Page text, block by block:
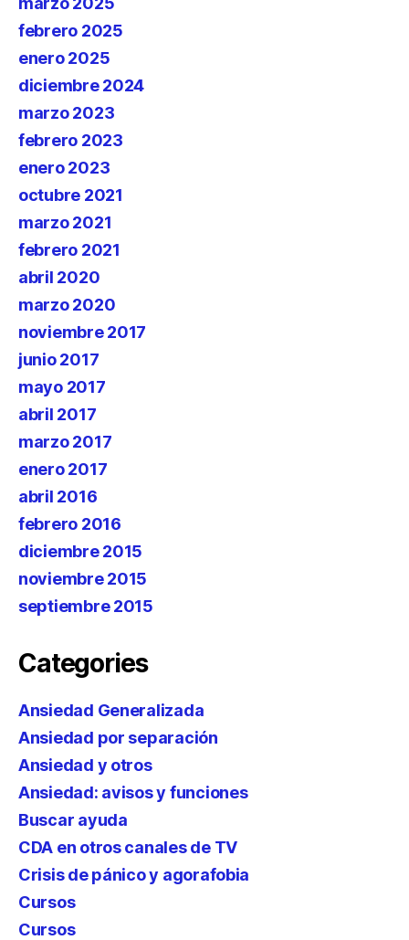
febrero 2025
enero 2025
diciembre 2024
marzo 2023
febrero 2023
enero 2023
octubre 2021
marzo 2021
febrero 2021
abril 2020
marzo 2020
noviembre 2017
junio 2017
mayo 2017
abril 2017
marzo 2017
enero 2017
abril 2016
febrero 2016
diciembre 2015
noviembre 2015
septiembre 2015
Categories
Ansiedad Generalizada
Ansiedad por separación
Ansiedad y otros
Ansiedad: avisos y funciones
Buscar ayuda
CDA en otros canales de TV
Crisis de pánico y agorafobia
Cursos
Cursos